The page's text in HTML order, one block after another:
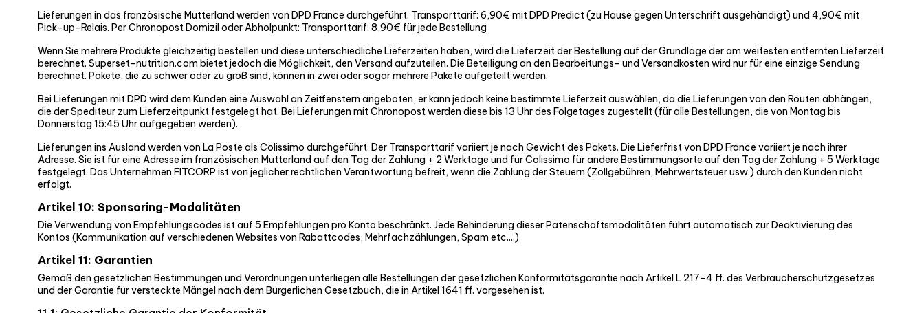
Lieferungen in das französische Mutterland werden von DPD France durchgeführt. Transporttarif: 6,90€ mit DPD Predict (zu Hause gegen Unterschrift ausgehändigt) und 4,90€ mit
Pick-up-Relais. Per Chronopost Domizil oder Abholpunkt: Transporttarif: 8,90€ für jede Bestellung
Wenn Sie mehrere Produkte gleichzeitig bestellen und diese unterschiedliche Lieferzeiten haben, wird die Lieferzeit der Bestellung auf der Grundlage der am weitesten entfernten Lieferzeit
berechnet. Superset-nutrition.com bietet jedoch die Möglichkeit, den Versand aufzuteilen. Die Beteiligung an den Bearbeitungs- und Versandkosten wird nur für eine einzige Sendung
berechnet. Pakete, die zu schwer oder zu groß sind, können in zwei oder sogar mehrere Pakete aufgeteilt werden.
Bei Lieferungen mit DPD wird dem Kunden eine Auswahl an Zeitfenstern angeboten, er kann jedoch keine bestimmte Lieferzeit auswählen, da die Lieferungen von den Routen abhängen,
die der Spediteur zum Lieferzeitpunkt festgelegt hat. Bei Lieferungen mit Chronopost werden diese bis 13 Uhr des Folgetages zugestellt (für alle Bestellungen, die von Montag bis
Donnerstag 15:45 Uhr aufgegeben werden).
Lieferungen ins Ausland werden von La Poste als Colissimo durchgeführt. Der Transporttarif variiert je nach Gewicht des Pakets. Die Lieferfrist von DPD France variiert je nach ihrer
Adresse. Sie ist für eine Adresse im französischen Mutterland auf den Tag der Zahlung + 2 Werktage und für Colissimo für andere Bestimmungsorte auf den Tag der Zahlung + 5 Werktage
festgelegt. Das Unternehmen FITCORP ist von jeglicher rechtlichen Verantwortung befreit, wenn die Zahlung der Steuern (Zollgebühren, Mehrwertsteuer usw.) durch den Kunden nicht
erfolgt.
Artikel 10: Sponsoring-Modalitäten
Die Verwendung von Empfehlungscodes ist auf 5 Empfehlungen pro Konto beschränkt. Jede Behinderung dieser Patenschaftsmodalitäten führt automatisch zur Deaktivierung des
Kontos (Kommunikation auf verschiedenen Websites von Rabattcodes, Mehrfachzählungen, Spam etc....)
Artikel 11: Garantien
Gemäß den gesetzlichen Bestimmungen und Verordnungen unterliegen alle Bestellungen der gesetzlichen Konformitätsgarantie nach Artikel L 217-4 ff. des Verbraucherschutzgesetzes
und der Garantie für versteckte Mängel nach dem Bürgerlichen Gesetzbuch, die in Artikel 1641 ff. vorgesehen ist.